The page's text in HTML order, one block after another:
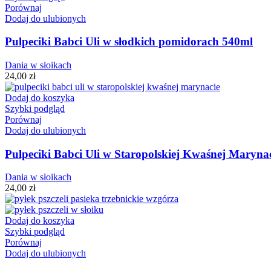
Porównaj
Dodaj do ulubionych
Pulpeciki Babci Uli w słodkich pomidorach 540ml
Dania w słoikach
24,00 zł
Dodaj do koszyka
Szybki podgląd
Porównaj
Dodaj do ulubionych
Pulpeciki Babci Uli w Staropolskiej Kwaśnej
Dania w słoikach
24,00 zł
Dodaj do koszyka
Szybki podgląd
Porównaj
Dodaj do ulubionych